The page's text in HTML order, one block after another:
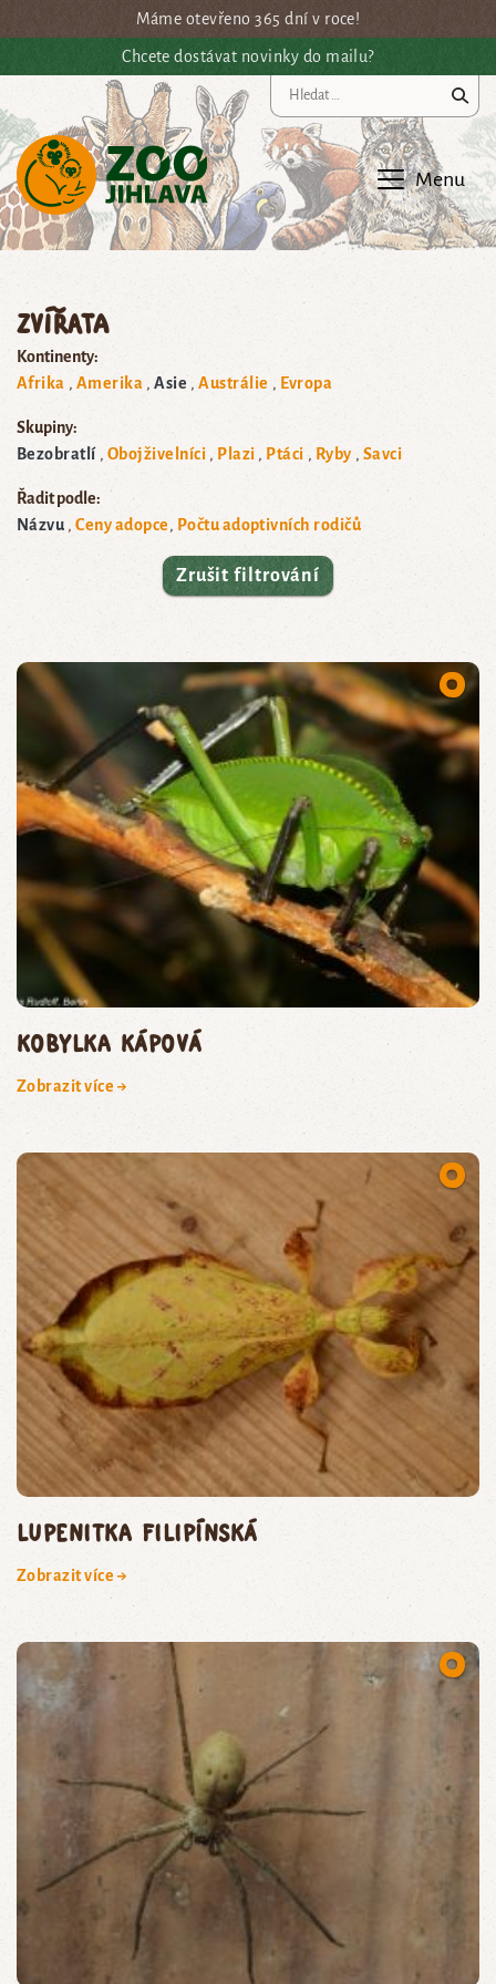
Přejít na hlavní obsahMáme otevřeno 365 dní v roce!
Chcete dostávat novinky do mailu?
Menu
Zvířata
Kontinenty:
Afrika
Amerika Asie Austrálie Evropa
Skupiny:
Bezobratlí
Obojživelníci Plazi Ptáci Ryby Savci
Řadit podle:
Názvu
Ceny adopce Počtu adoptivních rodičů
Zrušit filtrování
kobylka kápová
Zobrazit více →
lupenitka filipínská
Zobrazit více →